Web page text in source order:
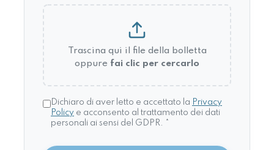
Trascina qui il file della bolletta
oppure fai clic per cercarlo
Dichiaro di aver letto e accettato la Privacy
Policy e acconsento al trattamento dei dati
personali ai sensi del GDPR. *